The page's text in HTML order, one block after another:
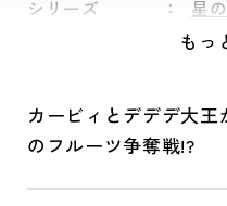
シリーズ
星
もっ
カービィとデデデ大
のフルーツ争奪戦!?